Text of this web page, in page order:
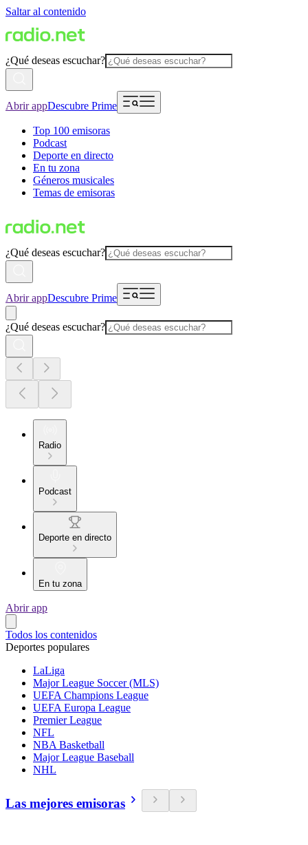
Saltar al contenido
¿Qué deseas escuchar?
Abrir appDescubre Prime
Top 100 emisoras
Podcast
Deporte en directo
En tu zona
Géneros musicales
Temas de emisoras
¿Qué deseas escuchar?
Abrir appDescubre Prime
¿Qué deseas escuchar?
Radio
Podcast
Deporte en directo
En tu zona
Abrir app
Todos los contenidos
Deportes populares
LaLiga
Major League Soccer (MLS)
UEFA Champions League
UEFA Europa League
Premier League
NFL
NBA Basketball
Major League Baseball
NHL
Las mejores emisoras